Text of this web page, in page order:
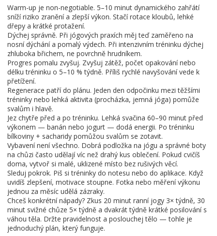
Warm-up je non-negotiable. 5–10 minut dynamického zahřátí
sníží riziko zranění a zlepší výkon. Stačí rotace kloubů, lehké
dřepy a krátké protažení.
Dýchej správně. Při jógových praxích měj teď zaměřeno na
nosní dýchání a pomalý výdech. Při intenzivním tréninku dýchej
zhluboka břichem, ne povrchně hrudníkem.
Progres pomalu zvyšuj. Zvyšuj zátěž, počet opakování nebo
délku tréninku o 5–10 % týdně. Příliš rychlé navyšování vede k
přetížení.
Regenerace patří do plánu. Jeden den odpočinku mezi těžšími
tréninky nebo lehká aktivita (procházka, jemná jóga) pomůže
svalům i hlavě.
Jez chytře před a po tréninku. Lehká svačina 60–90 minut před
výkonem — banán nebo jogurt — dodá energii. Po tréninku
bílkoviny + sacharidy pomůžou svalům se zotavit.
Vybavení není všechno. Dobrá podložka na jógu a správné boty
na chůzi často udělají víc než drahý kus oblečení. Pokud cvičíš
doma, vytvoř si malé, uklizené místo bez rušivých věcí.
Sleduj pokrok. Piš si tréninky do notesu nebo do aplikace. Když
uvidíš zlepšení, motivace stoupne. Fotka nebo měření výkonu
jednou za měsíc udělá zázraky.
Chceš konkrétní nápady? Zkus 20 minut ranní jogy 3× týdně, 30
minut svižné chůze 5× týdně a dvakrát týdně krátké posilování s
váhou těla. Držte pravidelnost a poslouchej tělo — tohle je
jednoduchý plán, který funguje.